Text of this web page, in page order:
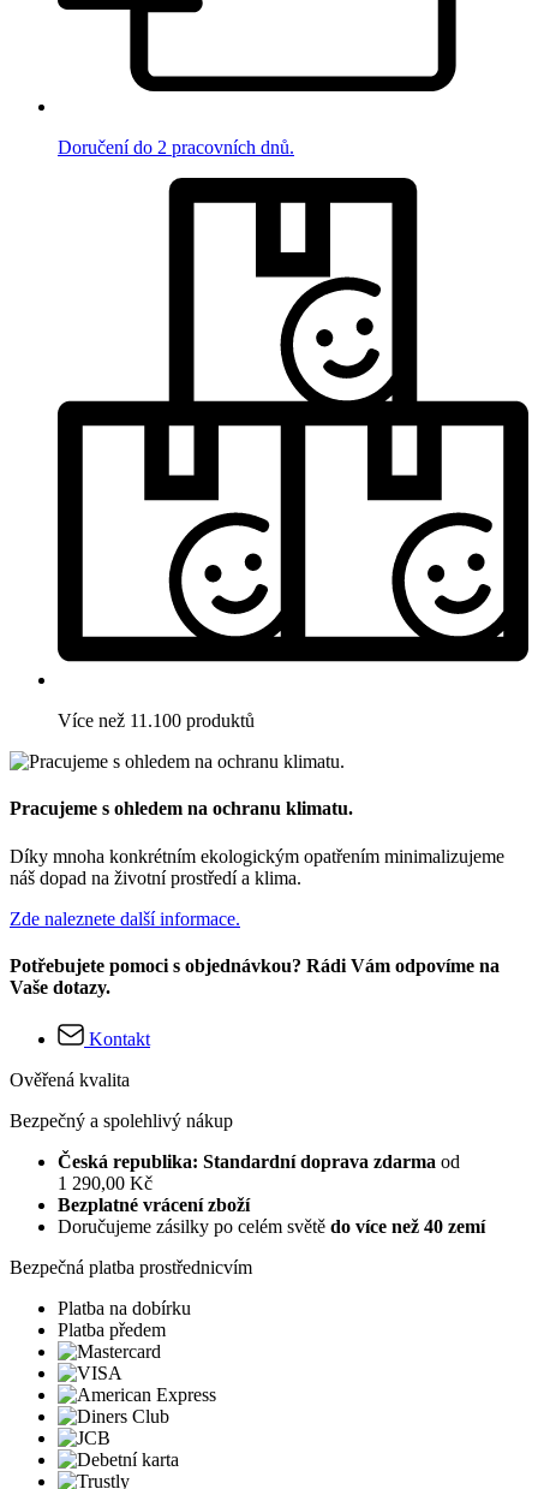
Doručení do 2 pracovních dnů.
Více než 11.100 produktů
Pracujeme s ohledem na ochranu klimatu.
Díky mnoha konkrétním ekologickým opatřením minimalizujeme
náš dopad na životní prostředí a klima.
Zde naleznete další informace.
Potřebujete pomoci s objednávkou? Rádi Vám odpovíme na
Vaše dotazy.
Kontakt
Ověřená kvalita
Bezpečný a spolehlivý nákup
Česká republika: Standardní doprava zdarma od
1 290,00 Kč
Bezplatné vrácení zboží
Doručujeme zásilky po celém světě do více než 40 zemí
Bezpečná platba prostřednicvím
Platba na dobírku
Platba předem